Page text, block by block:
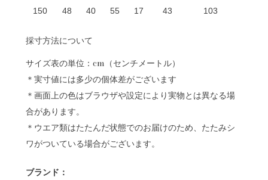
150 48 40 55 17 43 103
採寸方法について
サイズ表の単位：cm（センチメートル）
＊実寸値には多少の個体差がございます
＊画面上の色はブラウザや設定により実物とは異なる場
合があります。
＊ウエア類はたたんだ状態でのお届けのため、たたみシ
ワがついている場合がございます。
ブランド：